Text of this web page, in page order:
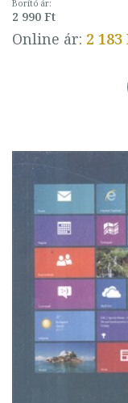
Borító ár:
2 990 Ft
Online ár: 2 183